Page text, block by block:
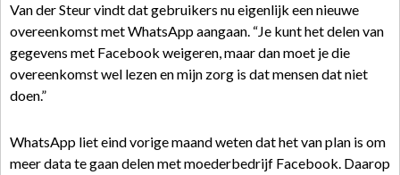
Van der Steur vindt dat gebruikers nu eigenlijk een nieuwe
overeenkomst met WhatsApp aangaan. “Je kunt het delen van
gegevens met Facebook weigeren, maar dan moet je die
overeenkomst wel lezen en mijn zorg is dat mensen dat niet
doen.”
WhatsApp liet eind vorige maand weten dat het van plan is om
meer data te gaan delen met moederbedrijf Facebook. Daarop